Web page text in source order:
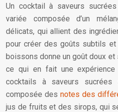
Un cocktail à saveurs
variée composée d’un
délicats, qui allient des
pour créer des goûts subtils
boissons donne un goût doux et
ce qui en fait une
cocktails à saveurs sucrées
composée des notes des
jus de fruits et des sirops, qui